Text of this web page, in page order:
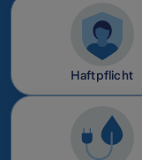
Haftpflicht